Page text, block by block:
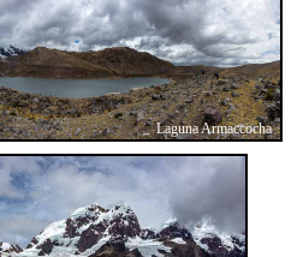
Laguna Armaccocha